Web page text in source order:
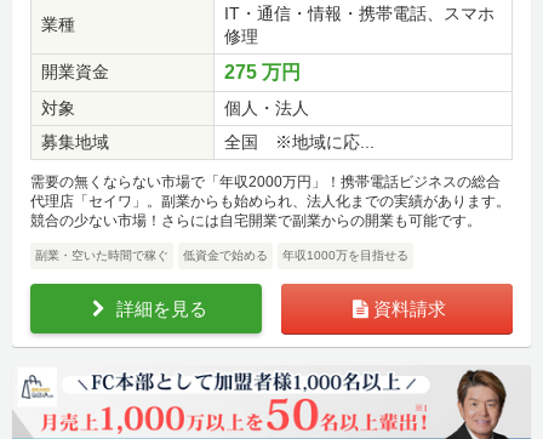
業種
IT・通信・情報・携帯電話、スマホ
修理
開業資金
275 万円
対象
個人・法人
募集地域
全国 ※地域に応...
需要の無くならない市場で「年収2000万円」！携帯電話ビジネスの総合
代理店「セイワ」。副業からも始められ、法人化までの実績があります。
競合の少ない市場！さらには自宅開業で副業からの開業も可能です。
副業・空いた時間で稼ぐ 低資金で始める 年収1000万を目指せる
詳細を見る 資料請求